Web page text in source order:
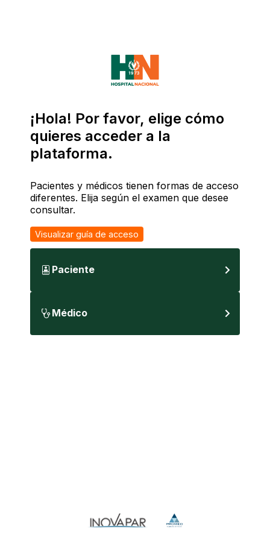
¡Hola! Por favor, elige cómo
quieres acceder a la
plataforma.
Pacientes y médicos tienen formas de acceso
diferentes. Elija según el examen que desee
consultar.
Visualizar guía de acceso
Paciente
Médico